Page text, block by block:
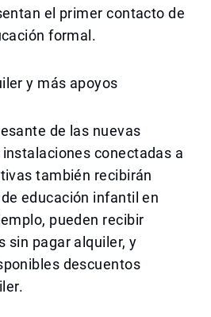
el primer contacto de
formal.
y más apoyos
de las nuevas
conectadas a
también recibirán
educación infantil en
pueden recibir
sin pagar alquiler, y
descuentos